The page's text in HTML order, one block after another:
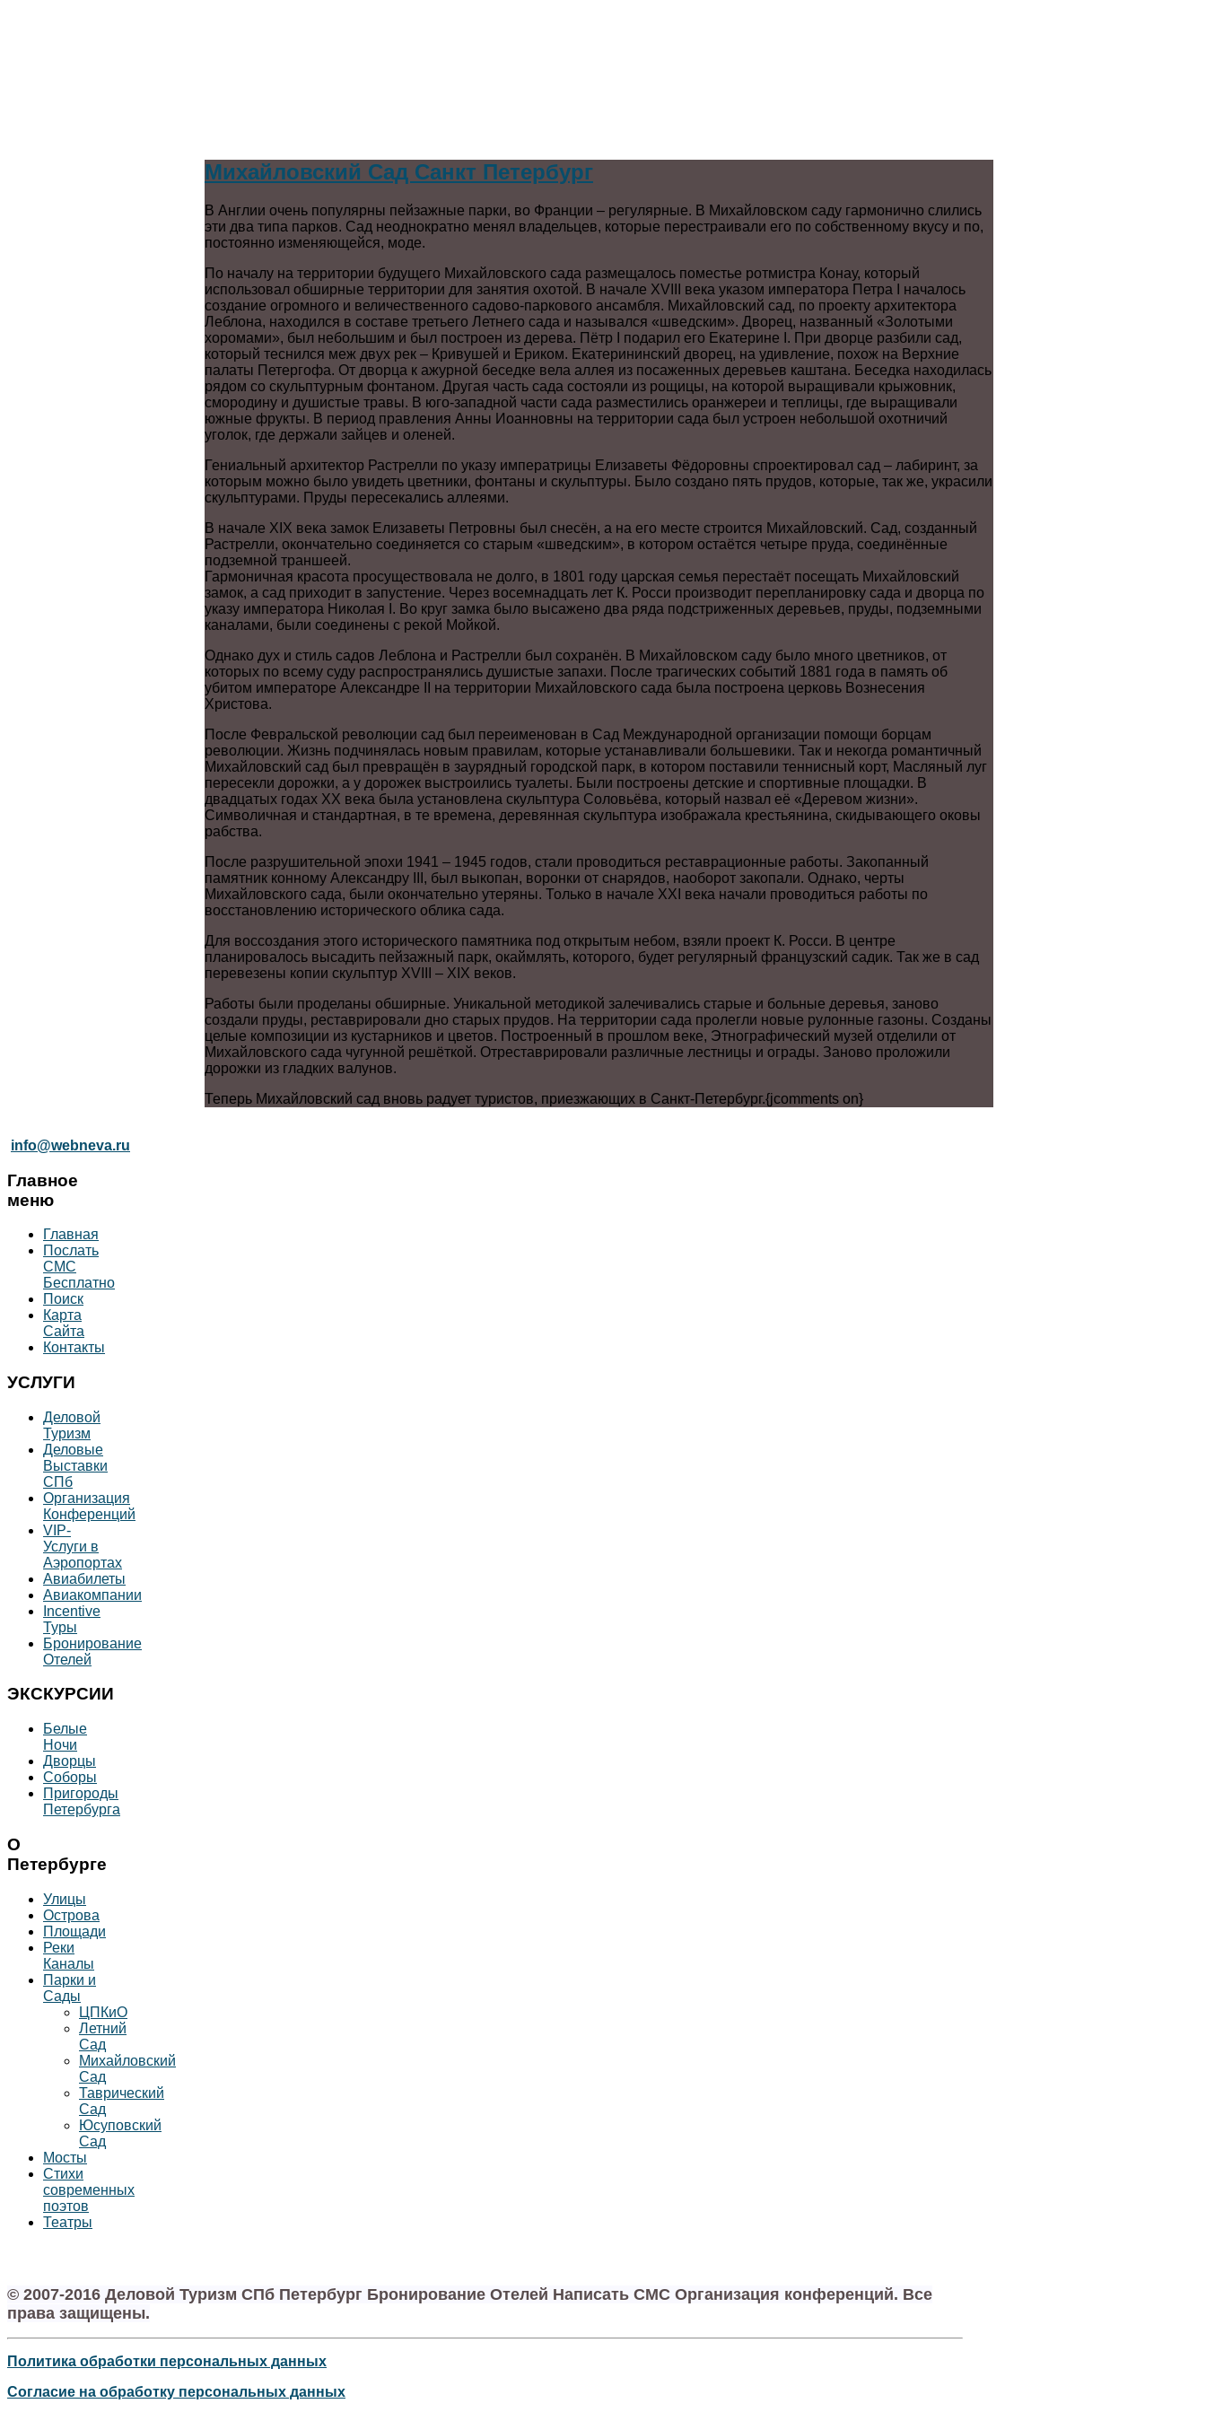
Михайловский Сад Санкт Петербург
В Англии очень популярны пейзажные парки, во Франции – регулярные. В Михайловском саду гармонично слились
эти два типа парков. Сад неоднократно менял владельцев, которые перестраивали его по собственному вкусу и по,
постоянно изменяющейся, моде.
По началу на территории будущего Михайловского сада размещалось поместье ротмистра Конау, который
использовал обширные территории для занятия охотой. В начале XVIII века указом императора Петра I началось
создание огромного и величественного садово-паркового ансамбля. Михайловский сад, по проекту архитектора
Леблона, находился в составе третьего Летнего сада и назывался «шведским». Дворец, названный «Золотыми
хоромами», был небольшим и был построен из дерева. Пётр I подарил его Екатерине I. При дворце разбили сад,
который теснился меж двух рек – Кривушей и Ериком. Екатерининский дворец, на удивление, похож на Верхние
палаты Петергофа. От дворца к ажурной беседке вела аллея из посаженных деревьев каштана. Беседка находилась
рядом со скульптурным фонтаном. Другая часть сада состояли из рощицы, на которой выращивали крыжовник,
смородину и душистые травы. В юго-западной части сада разместились оранжереи и теплицы, где выращивали
южные фрукты. В период правления Анны Иоанновны на территории сада был устроен небольшой охотничий
уголок, где держали зайцев и оленей.
Гениальный архитектор Растрелли по указу императрицы Елизаветы Фёдоровны спроектировал сад – лабиринт, за
которым можно было увидеть цветники, фонтаны и скульптуры. Было создано пять прудов, которые, так же, украсили
скульптурами. Пруды пересекались аллеями.
В начале XIX века замок Елизаветы Петровны был снесён, а на его месте строится Михайловский. Сад, созданный
Растрелли, окончательно соединяется со старым «шведским», в котором остаётся четыре пруда, соединённые
подземной траншеей.
Гармоничная красота просуществовала не долго, в 1801 году царская семья перестаёт посещать Михайловский
замок, а сад приходит в запустение. Через восемнадцать лет К. Росси производит перепланировку сада и дворца по
указу императора Николая I. Во круг замка было высажено два ряда подстриженных деревьев, пруды, подземными
каналами, были соединены с рекой Мойкой.
Однако дух и стиль садов Леблона и Растрелли был сохранён. В Михайловском саду было много цветников, от
которых по всему суду распространялись душистые запахи. После трагических событий 1881 года в память об
убитом императоре Александре II на территории Михайловского сада была построена церковь Вознесения
Христова.
После Февральской революции сад был переименован в Сад Международной организации помощи борцам
революции. Жизнь подчинялась новым правилам, которые устанавливали большевики. Так и некогда романтичный
Михайловский сад был превращён в заурядный городской парк, в котором поставили теннисный корт, Масляный луг
пересекли дорожки, а у дорожек выстроились туалеты. Были построены детские и спортивные площадки. В
двадцатых годах XX века была установлена скульптура Соловьёва, который назвал её «Деревом жизни».
Символичная и стандартная, в те времена, деревянная скульптура изображала крестьянина, скидывающего оковы
рабства.
После разрушительной эпохи 1941 – 1945 годов, стали проводиться реставрационные работы. Закопанный
памятник конному Александру III, был выкопан, воронки от снарядов, наоборот закопали. Однако, черты
Михайловского сада, были окончательно утеряны. Только в начале XXI века начали проводиться работы по
восстановлению исторического облика сада.
Для воссоздания этого исторического памятника под открытым небом, взяли проект К. Росси. В центре
планировалось высадить пейзажный парк, окаймлять, которого, будет регулярный французский садик. Так же в сад
перевезены копии скульптур XVIII – XIX веков.
Работы были проделаны обширные. Уникальной методикой залечивались старые и больные деревья, заново
создали пруды, реставрировали дно старых прудов. На территории сада пролегли новые рулонные газоны. Созданы
целые композиции из кустарников и цветов. Построенный в прошлом веке, Этнографический музей отделили от
Михайловского сада чугунной решёткой. Отреставрировали различные лестницы и ограды. Заново проложили
дорожки из гладких валунов.
Теперь Михайловский сад вновь радует туристов, приезжающих в Санкт-Петербург.{jcomments on}
info@webneva.ru
Главное
меню
Главная
Послать
СМС
Бесплатно
Поиск
Карта
Сайта
Контакты
УСЛУГИ
Деловой
Туризм
Деловые
Выставки
СПб
Организация
Конференций
VIP-
Услуги в
Аэропортах
Авиабилеты
Авиакомпании
Incentive
Туры
Бронирование
Отелей
ЭКСКУРСИИ
Белые
Ночи
Дворцы
Соборы
Пригороды
Петербурга
О
Петербурге
Улицы
Острова
Площади
Реки
Каналы
Парки и
Сады
ЦПКиО
Летний
Сад
Михайловский
Сад
Таврический
Сад
Юсуповский
Сад
Мосты
Стихи
современных
поэтов
Театры
© 2007-2016 Деловой Туризм СПб Петербург Бронирование Отелей Написать СМС Организация конференций. Все
права защищены.
Политика обработки персональных данных
Согласие на обработку персональных данных